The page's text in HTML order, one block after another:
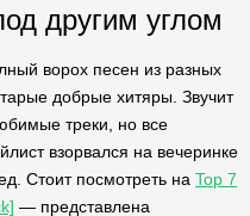
другим углом
ворох песен из разных
добрые хитяры. Звучит
треки, но все
взорвался на вечеринке
Стоит посмотреть на Top 7
— представлена